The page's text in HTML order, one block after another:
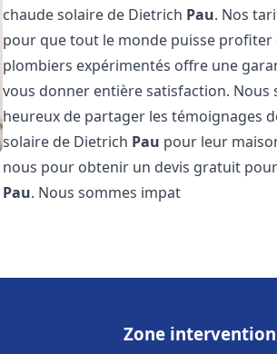
chaude solaire de Dietrich Pau. Nos
pour que tout le monde puisse
plombiers expérimentés offre une
vous donner entière satisfaction.
heureux de partager les témoignages
solaire de Dietrich Pau pour leur
nous pour obtenir un devis gratuit
Pau. Nous sommes impat
Zone intervention